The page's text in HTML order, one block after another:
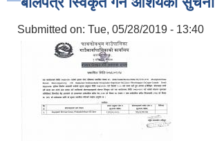
Submitted on: Tue, 05/28/2019 - 13:40